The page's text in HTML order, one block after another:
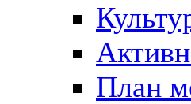
План